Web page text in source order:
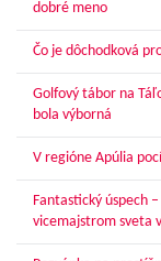
dobré meno
Čo je dôchodková
Golfový tábor na
bola výborná
V regióne Apúlia
Fantastický úspech
vicemajstrom sveta